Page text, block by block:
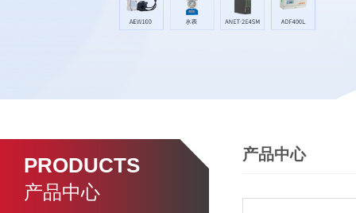
PRODUCTS
产品中心
产品中心